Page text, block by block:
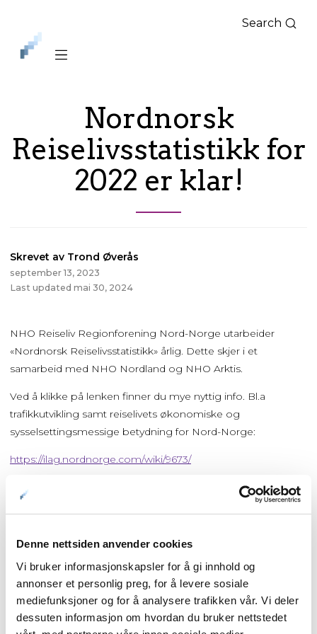
Denne nettsiden anvender cookies
Vi bruker informasjonskapsler for å gi innhold og
annonser et personlig preg, for å levere sosiale
mediefunksjoner og for å analysere trafikken vår. Vi deler
dessuten informasjon om hvordan du bruker nettstedet
iLag
Nord
Norge
Search
Nordnorsk
Reiselivsstatistikk for
2022 er klar!
Skrevet av Trond Øverås
september 13, 2023
Last updated mai 30, 2024
NHO Reiseliv Regionforening Nord-Norge utarbeider
«Nordnorsk Reiselivsstatistikk» årlig. Dette skjer i et
samarbeid med NHO Nordland og NHO Arktis.
Ved å klikke på lenken finner du mye nyttig info. Bl.a
trafikkutvikling samt reiselivets økonomiske og
sysselsettingsmessige betydning for Nord-Norge:
https://ilag.nordnorge.com/wiki/9673/
Nyheter
Kunnskapsbasen